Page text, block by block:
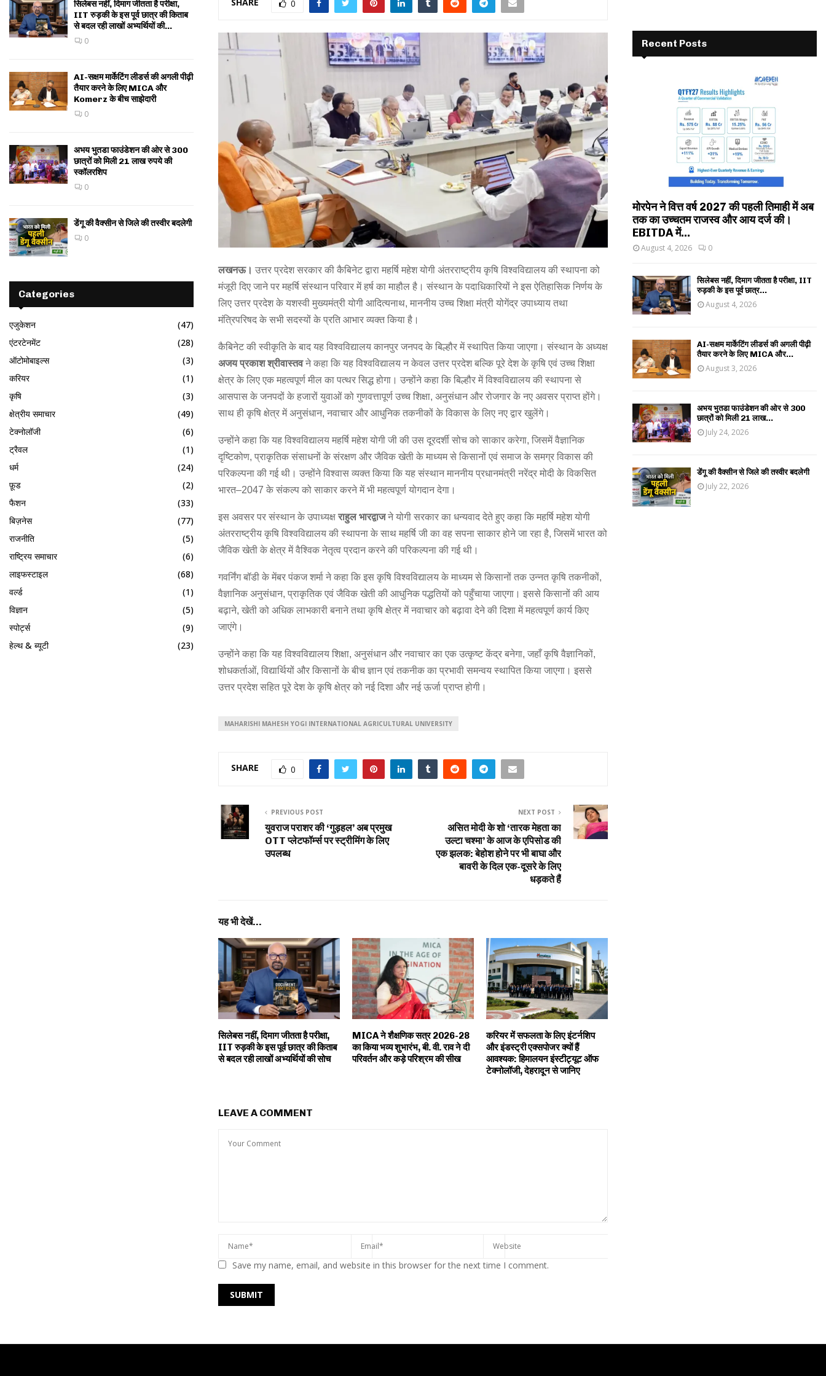
0
लखनऊ। उत्तर प्रदेश सरकार की कैबिनेट द्वारा महर्षि महेश योगी अंतरराष्ट्रीय कृषि विश्वविद्यालय की स्थापना को
मंजूरी दिए जाने पर महर्षि संस्थान परिवार में हर्ष का माहौल है। संस्थान के पदाधिकारियों ने इस ऐतिहासिक निर्णय के
लिए उत्तर प्रदेश के यशस्वी मुख्यमंत्री योगी आदित्यनाथ, माननीय उच्च शिक्षा मंत्री योगेंद्र उपाध्याय तथा
मंत्रिपरिषद के सभी सदस्यों के प्रति आभार व्यक्त किया है।
कैबिनेट की स्वीकृति के बाद यह विश्वविद्यालय कानपुर जनपद के बिल्हौर में स्थापित किया जाएगा। संस्थान के अध्यक्ष
अजयप्रकाशश्रीवास्तवने कहा कि यह विश्वविद्यालय न केवल उत्तर प्रदेश बल्कि पूरे देश के कृषि एवं उच्च शिक्षा
क्षेत्र के लिए एक महत्वपूर्ण मील का पत्थर सिद्ध होगा। उन्होंने कहा कि बिल्हौर में विश्वविद्यालय की स्थापना से
आसपास के जनपदों के हजारों युवाओं को गुणवत्तापूर्ण उच्च शिक्षा, अनुसंधान और रोजगार के नए अवसर प्राप्त होंगे।
साथ ही कृषि क्षेत्र में अनुसंधान, नवाचार और आधुनिक तकनीकों के विकास के लिए नए द्वार खुलेंगे।
उन्होंने कहा कि यह विश्वविद्यालय महर्षि महेश योगी जी की उस दूरदर्शी सोच को साकार करेगा, जिसमें वैज्ञानिक
दृष्टिकोण, प्राकृतिक संसाधनों के संरक्षण और जैविक खेती के माध्यम से किसानों एवं समाज के समग्र विकास की
परिकल्पना की गई थी। उन्होंने विश्वास व्यक्त किया कि यह संस्थान माननीय प्रधानमंत्री नरेंद्र मोदी के विकसित
भारत–2047 के संकल्प को साकार करने में भी महत्वपूर्ण योगदान देगा।
इस अवसर पर संस्थान के उपाध्यक्षराहुलभारद्वाजने योगी सरकार का धन्यवाद देते हुए कहा कि महर्षि महेश योगी
अंतरराष्ट्रीय कृषि विश्वविद्यालय की स्थापना के साथ महर्षि जी का वह सपना साकार होने जा रहा है, जिसमें भारत को
जैविक खेती के क्षेत्र में वैश्विक नेतृत्व प्रदान करने की परिकल्पना की गई थी।
गवर्निंग बॉडी के मेंबर पंकज शर्मा ने कहा कि इस कृषि विश्वविद्यालय के माध्यम से किसानों तक उन्नत कृषि तकनीकों,
वैज्ञानिक अनुसंधान, प्राकृतिक एवं जैविक खेती की आधुनिक पद्धतियों को पहुँचाया जाएगा। इससे किसानों की आय
बढ़ाने, खेती को अधिक लाभकारी बनाने तथा कृषि क्षेत्र में नवाचार को बढ़ावा देने की दिशा में महत्वपूर्ण कार्य किए
जाएंगे।
उन्होंने कहा कि यह विश्वविद्यालय शिक्षा, अनुसंधान और नवाचार का एक उत्कृष्ट केंद्र बनेगा, जहाँ कृषि वैज्ञानिकों,
शोधकर्ताओं, विद्यार्थियों और किसानों के बीच ज्ञान एवं तकनीक का प्रभावी समन्वय स्थापित किया जाएगा। इससे
उत्तर प्रदेश सहित पूरे देश के कृषि क्षेत्र को नई दिशा और नई ऊर्जा प्राप्त होगी।
MAHARISHI MAHESH YOGI INTERNATIONAL AGRICULTURAL UNIVERSITY
SHARE 0
PREVIOUS POST
युवराज पराशर की ‘गुड़हल’ अब प्रमुख
OTT प्लेटफॉर्म्स पर स्ट्रीमिंग के लिए
उपलब्ध
NEXT POST
असित मोदी के शो ‘तारक मेहता का
उल्टा चश्मा’ के आज के एपिसोड की
एक झलक: बेहोश होने पर भी बाघा और
बावरी के दिल एक-दूसरे के लिए
धड़कते हैं
यह भी देखें...
सिलेबस नहीं, दिमाग जीतता है परीक्षा,
IIT रुड़की के इस पूर्व छात्र की किताब
से बदल रही लाखों अभ्यर्थियों की सोच
MICA ने शैक्षणिक सत्र 2026-28
का किया भव्य शुभारंभ, बी. वी. राव ने दी
परिवर्तन और कड़े परिश्रम की सीख
करियर में सफलता के लिए इंटर्नशिप
और इंडस्ट्री एक्सपोजर क्यों हैं
आवश्यक: हिमालयन इंस्टीट्यूट ऑफ
टेक्नोलॉजी, देहरादून से जानिए
LEAVE A COMMENT
Save my name, email, and website in this browser for the next time I comment.
सिलेबस नहीं, दिमाग जीतता है परीक्षा,
IIT रुड़की के इस पूर्व छात्र की किताब
से बदल रही लाखों अभ्यर्थियों की...
0
AI-सक्षम मार्केटिंग लीडर्स की अगली पीढ़ी
तैयार करने के लिए MICA और
Komerz के बीच साझेदारी
0
अभय भुतडा फाउंडेशन की ओर से 300
छात्रों को मिली 21 लाख रुपये की
स्कॉलरशिप
0
डेंगू की वैक्सीन से जिले की तस्वीर बदलेगी
0
Categories
एजुकेशन
(47)
एंटरटेनमेंट
(28)
ऑटोमोबाइल्स
(3)
करियर
(1)
कृषि
(3)
क्षेत्रीय समाचार
(49)
टेक्नोलॉजी
(6)
ट्रैवल
(1)
धर्म
(24)
फ़ूड
(2)
फैशन
(33)
बिज़नेस
(77)
राजनीति
(5)
राष्ट्रिय समाचार
(6)
लाइफस्टाइल
(68)
वर्ल्ड
(1)
विज्ञान
(5)
स्पोर्ट्स
(9)
हेल्थ & ब्यूटी
(23)
Recent Posts
मोरपेन ने वित्त वर्ष 2027 की पहली तिमाही में अब
तक का उच्चतम राजस्व और आय दर्ज की।
EBITDA में...
August 4, 2026 0
सिलेबस नहीं, दिमाग जीतता है परीक्षा, IIT
रुड़की के इस पूर्व छात्र...
August 4, 2026
AI-सक्षम मार्केटिंग लीडर्स की अगली पीढ़ी
तैयार करने के लिए MICA और...
August 3, 2026
अभय भुतडा फाउंडेशन की ओर से 300
छात्रों को मिली 21 लाख...
July 24, 2026
डेंगू की वैक्सीन से जिले की तस्वीर बदलेगी
July 22, 2026